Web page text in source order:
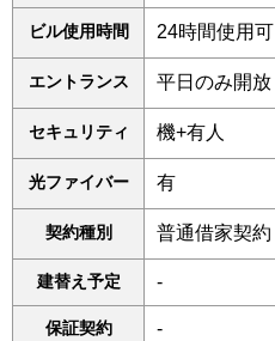
ビル使用時間 24時間使用可
エントランス 平日のみ開放
セキュリティ 機+有人
光ファイバー 有
契約種別 普通借家契約
建替え予定 -
保証契約 -